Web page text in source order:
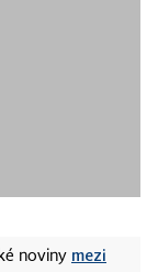
noviny mezi